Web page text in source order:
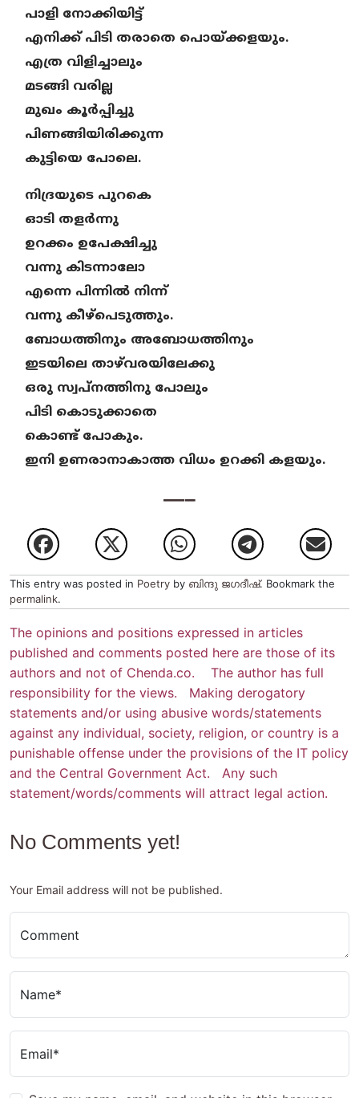
പാളി നോക്കിയിട്ട്
എനിക്ക് പിടി തരാതെ പൊയ്ക്കളയും.
എത്ര വിളിച്ചാലും
മടങ്ങി വരില്ല
മുഖം കൂർപ്പിച്ചു
പിണങ്ങിയിരിക്കുന്ന
കുട്ടിയെ പോലെ.
നിദ്രയുടെ പുറകെ
ഓടി തളർന്നു
ഉറക്കം ഉപേക്ഷിച്ചു
വന്നു കിടന്നാലോ
എന്നെ പിന്നിൽ നിന്ന്
വന്നു കീഴ്പെടുത്തും.
ബോധത്തിനും അബോധത്തിനും
ഇടയിലെ താഴ്‌വരയിലേക്കു
ഒരു സ്വപ്നത്തിനു പോലും
പിടി കൊടുക്കാതെ
കൊണ്ട് പോകും.
ഇനി ഉണരാനാകാത്ത വിധം ഉറക്കി കളയും.
—–
This entry was posted in Poetry by ബിന്ദു ജഗദീഷ്. Bookmark the
permalink.
The opinions and positions expressed in articles
published and comments posted here are those of its
authors and not of Chenda.co. The author has full
responsibility for the views. Making derogatory
statements and/or using abusive words/statements
against any individual, society, religion, or country is a
punishable offense under the provisions of the IT policy
and the Central Government Act. Any such
statement/words/comments will attract legal action.
No Comments yet!
Your Email address will not be published.
Comment
Name*
Email*